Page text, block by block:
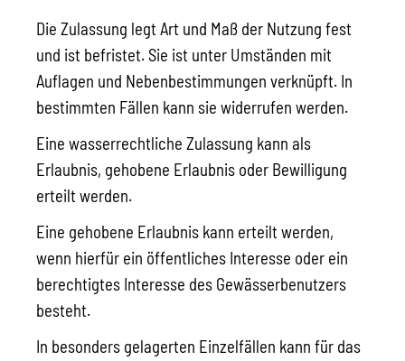
Die Zulassung legt Art und Maß der Nutzung fest
und ist befristet. Sie ist unter Umständen mit
Auflagen und Nebenbestimmungen verknüpft. In
bestimmten Fällen kann sie widerrufen werden.
Eine wasserrechtliche Zulassung kann als
Erlaubnis, gehobene Erlaubnis oder Bewilligung
erteilt werden.
Eine gehobene Erlaubnis kann erteilt werden,
wenn hierfür ein öffentliches Interesse oder ein
berechtigtes Interesse des Gewässerbenutzers
besteht.
In besonders gelagerten Einzelfällen kann für das